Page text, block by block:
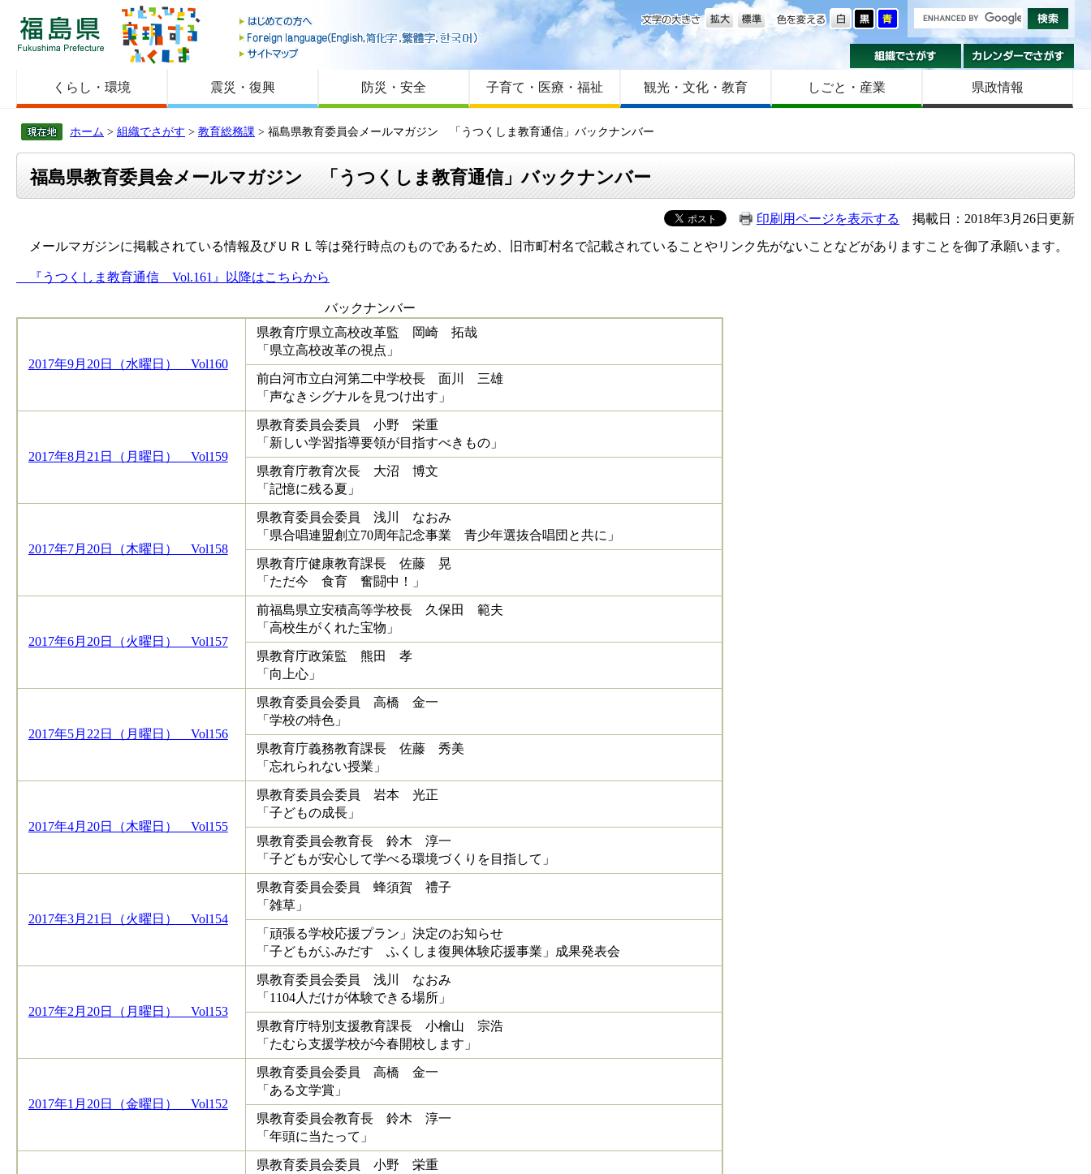
福島県
はじめての方へ
Foreign language
サイトマップ
色を変える
文字の大きさ
組織でさがす
くらし・環境 震災・復興 防災・安全 子育て・医療・福祉 観光・文化・教育 しごと・産業 県政情報
ホーム > 組織でさがす > 教育総務課 > 福島県教育委員会メールマガジン 「うつくしま教育通信」バックナンバー
福島県教育委員会メールマガジン 「うつくしま教育通信」バックナンバー
印刷用ページを表示する
掲載日：2018年3月26日更新
メールマガジンに掲載されている情報及びＵＲＬ等は発行時点のものであるため、旧市町村名で記載されていることやリンク先がないことなどがありますことを御了承願います。
『うつくしま教育通信 Vol.161』以降はこちらから
バックナンバー
2017年9月20日（水曜日） Vol160
県教育庁県立高校改革監 岡崎 拓哉
「県立高校改革の視点」
前白河市立白河第二中学校長 面川 三雄
「声なきシグナルを見つけ出す」
2017年8月21日（月曜日） Vol159
県教育委員会委員 小野 栄重
「新しい学習指導要領が目指すべきもの」
県教育庁教育次長 大沼 博文
「記憶に残る夏」
2017年7月20日（木曜日） Vol158
県教育委員会委員 浅川 なおみ
「県合唱連盟創立70周年記念事業 青少年選抜合唱団と共に」
県教育庁健康教育課長 佐藤 晃
「ただ今 食育 奮闘中！」
2017年6月20日（火曜日） Vol157
前福島県立安積高等学校長 久保田 範夫
「高校生がくれた宝物」
県教育庁政策監 熊田 孝
「向上心」
2017年5月22日（月曜日） Vol156
県教育委員会委員 高橋 金一
「学校の特色」
県教育庁義務教育課長 佐藤 秀美
「忘れられない授業」
2017年4月20日（木曜日） Vol155
県教育委員会委員 岩本 光正
「子どもの成長」
県教育委員会教育長 鈴木 淳一
「子どもが安心して学べる環境づくりを目指して」
2017年3月21日（火曜日） Vol154
県教育委員会委員 蜂須賀 禮子
「雑草」
「頑張る学校応援プラン」決定のお知らせ
「子どもがふみだす ふくしま復興体験応援事業」成果発表会
2017年2月20日（月曜日） Vol153
県教育委員会委員 浅川 なおみ
「1104人だけが体験できる場所」
県教育庁特別支援教育課長 小檜山 宗浩
「たむら支援学校が今春開校します」
2017年1月20日（金曜日） Vol152
県教育委員会委員 高橋 金一
「ある文学賞」
県教育委員会教育長 鈴木 淳一
「年頭に当たって」
県教育委員会委員 小野 栄重